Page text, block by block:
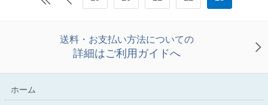
送料・お支払い方法についての
詳細はご利用ガイドへ
ホーム